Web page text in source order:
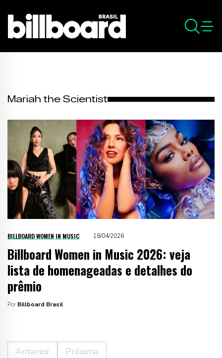
Mariah the Scientist
BILLBOARD WOMEN IN MUSIC 18/04/2026
Billboard Women in Music 2026: veja
lista de homenageadas e detalhes do
prêmio
Por Billboard Brasil
Anterior Próxima